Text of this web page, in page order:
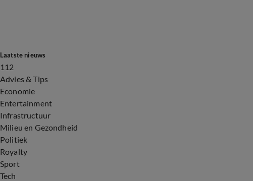
Laatste nieuws
112
Advies & Tips
Economie
Entertainment
Infrastructuur
Milieu en Gezondheid
Politiek
Royalty
Sport
Tech